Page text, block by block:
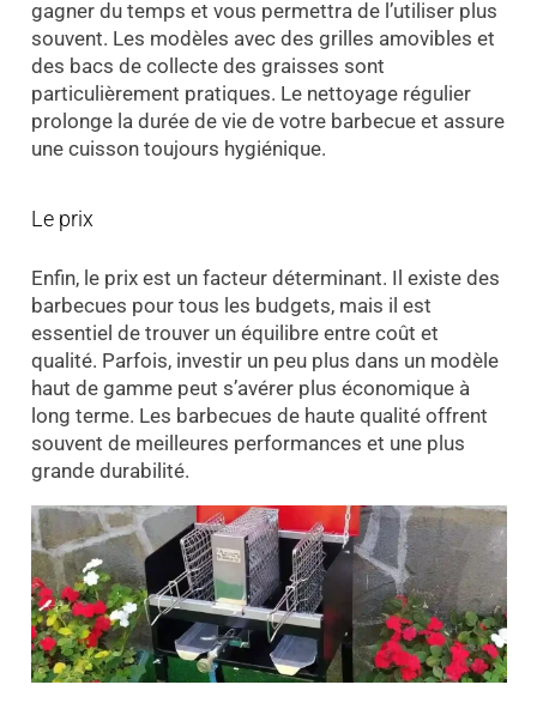
gagner du temps et vous permettra de l’utiliser plus
souvent. Les modèles avec des grilles amovibles et
des bacs de collecte des graisses sont
particulièrement pratiques. Le nettoyage régulier
prolonge la durée de vie de votre barbecue et assure
une cuisson toujours hygiénique.
Le prix
Enfin, le prix est un facteur déterminant. Il existe des
barbecues pour tous les budgets, mais il est
essentiel de trouver un équilibre entre coût et
qualité. Parfois, investir un peu plus dans un modèle
haut de gamme peut s’avérer plus économique à
long terme. Les barbecues de haute qualité offrent
souvent de meilleures performances et une plus
grande durabilité.